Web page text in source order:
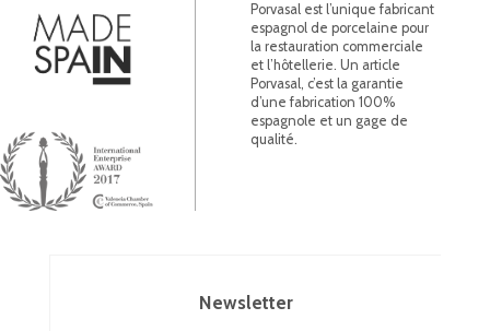
Porvasal est l’unique fabricant
espagnol de porcelaine pour
la restauration commerciale
et l’hôtellerie. Un article
Porvasal, c’est la garantie
d’une fabrication 100%
espagnole et un gage de
qualité.
Newsletter